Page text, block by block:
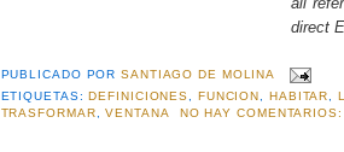
direct
PUBLICADO PORSANTIAGO DE MOLINA
ETIQUETAS: DEFINICIONES, FUNCION , HABITAR,
TRASFORMAR,VENTANA NO HAY COMENTARIOS: